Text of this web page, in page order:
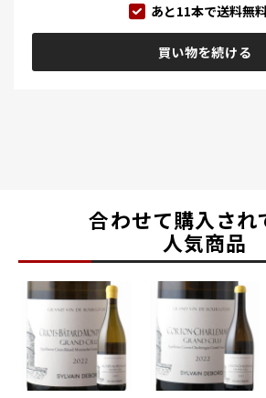
あと11本で送料無
買い物を続ける
合わせて購入され
人気商品